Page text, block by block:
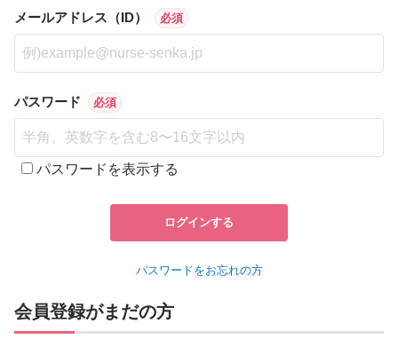
メールアドレス（ID） 必須
パスワード 必須
パスワードを表示する
ログインする
パスワードをお忘れの方
会員登録がまだの方